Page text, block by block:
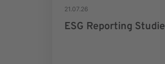
21.07.26
ESG Reporting Studie